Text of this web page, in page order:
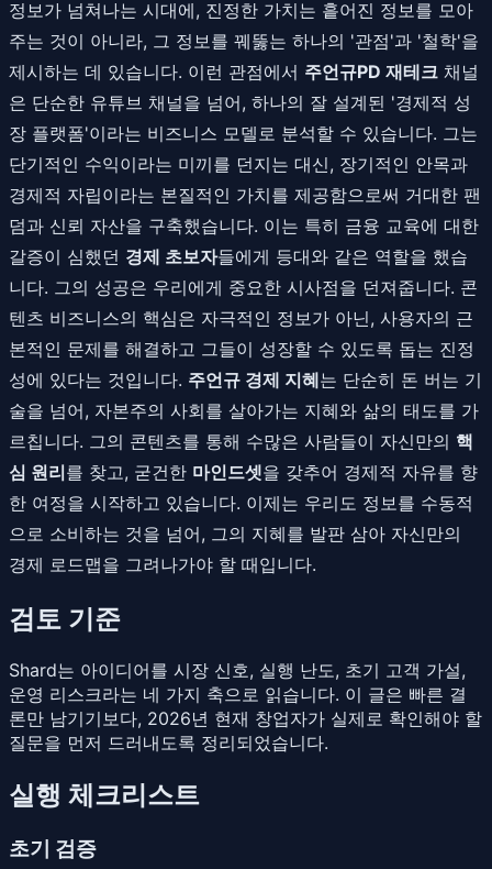
정보가 넘쳐나는 시대에, 진정한 가치는 흩어진 정보를 모아
주는 것이 아니라, 그 정보를 꿰뚫는 하나의 '관점'과 '철학'을
제시하는 데 있습니다. 이런 관점에서 주언규PD 재테크 채널
은 단순한 유튜브 채널을 넘어, 하나의 잘 설계된 '경제적 성
장 플랫폼'이라는 비즈니스 모델로 분석할 수 있습니다. 그는
단기적인 수익이라는 미끼를 던지는 대신, 장기적인 안목과
경제적 자립이라는 본질적인 가치를 제공함으로써 거대한 팬
덤과 신뢰 자산을 구축했습니다. 이는 특히 금융 교육에 대한
갈증이 심했던 경제 초보자들에게 등대와 같은 역할을 했습
니다. 그의 성공은 우리에게 중요한 시사점을 던져줍니다. 콘
텐츠 비즈니스의 핵심은 자극적인 정보가 아닌, 사용자의 근
본적인 문제를 해결하고 그들이 성장할 수 있도록 돕는 진정
성에 있다는 것입니다. 주언규 경제 지혜는 단순히 돈 버는 기
술을 넘어, 자본주의 사회를 살아가는 지혜와 삶의 태도를 가
르칩니다. 그의 콘텐츠를 통해 수많은 사람들이 자신만의 핵
심 원리를 찾고, 굳건한 마인드셋을 갖추어 경제적 자유를 향
한 여정을 시작하고 있습니다. 이제는 우리도 정보를 수동적
으로 소비하는 것을 넘어, 그의 지혜를 발판 삼아 자신만의
경제 로드맵을 그려나가야 할 때입니다.
검토 기준
Shard는 아이디어를 시장 신호, 실행 난도, 초기 고객 가설,
운영 리스크라는 네 가지 축으로 읽습니다. 이 글은 빠른 결
론만 남기기보다, 2026년 현재 창업자가 실제로 확인해야 할
질문을 먼저 드러내도록 정리되었습니다.
실행 체크리스트
초기 검증